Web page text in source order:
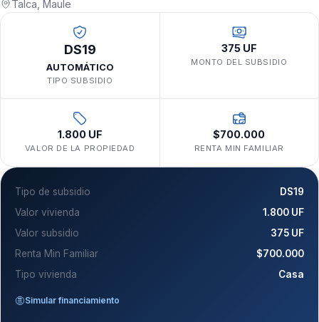
Talca, Maule
DS19
AUTOMÁTICO
TIPO SUBSIDIO
375 UF
MONTO DEL SUBSIDIO
1.800 UF
VALOR DE LA PROPIEDAD
$700.000
RENTA MIN FAMILIAR
Tipo de subsidio
DS19
Valor vivienda
1.800 UF
Valor subsidio
375 UF
Renta Min Familiar
$700.000
Tipo vivienda
Casa
Simular financiamiento